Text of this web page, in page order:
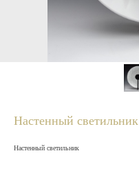
Настенный светильник
Настенный светильник